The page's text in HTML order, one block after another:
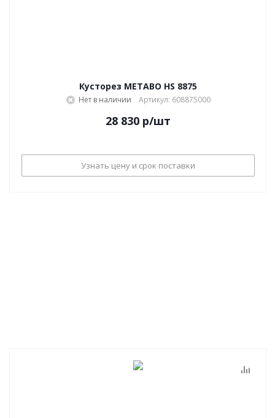
Кусторез METABO HS 8875
Нет в наличии Артикул: 608875000
28 830 р/шт
Узнать цену и срок поставки